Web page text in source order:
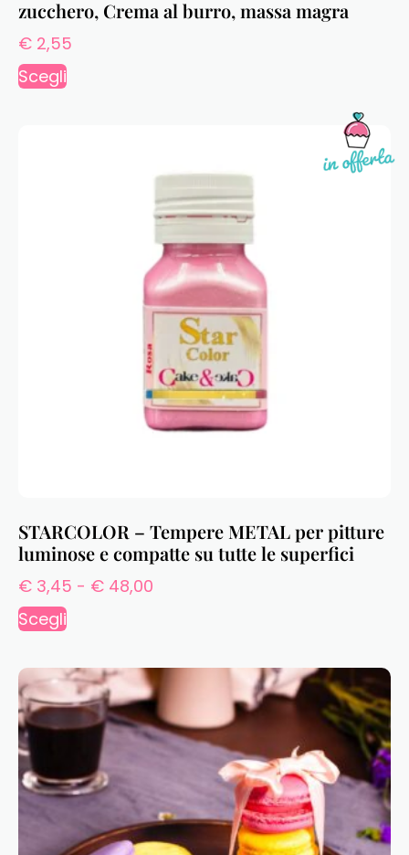
zucchero, Crema al burro, massa magra
€ 2,55
Scegli
STARCOLOR – Tempere METAL per pitture
luminose e compatte su tutte le superfici
€ 3,45 - € 48,00
Scegli